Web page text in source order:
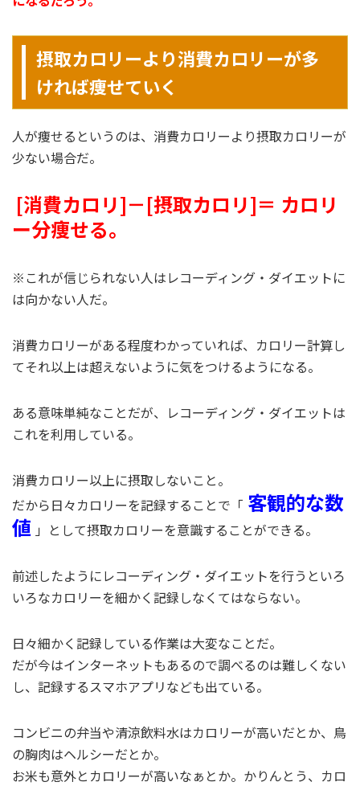
摂取カロリーより消費カロリーが多
ければ痩せていく
人が痩せるというのは、消費カロリーより摂取カロリーが
少ない場合だ。
[消費カロリ]－[摂取カロリ]＝ カロリ
ー分痩せる。
※これが信じられない人はレコーディング・ダイエットに
は向かない人だ。
消費カロリーがある程度わかっていれば、カロリー計算し
てそれ以上は超えないように気をつけるようになる。
ある意味単純なことだが、レコーディング・ダイエットは
これを利用している。
消費カロリー以上に摂取しないこと。
だから日々カロリーを記録することで「 客観的な数
値 」として摂取カロリーを意識することができる。
前述したようにレコーディング・ダイエットを行うといろ
いろなカロリーを細かく記録しなくてはならない。
日々細かく記録している作業は大変なことだ。
だが今はインターネットもあるので調べるのは難しくない
し、記録するスマホアプリなども出ている。
コンビニの弁当や清涼飲料水はカロリーが高いだとか、鳥
の胸肉はヘルシーだとか。
お米も意外とカロリーが高いなぁとか。かりんとう、カロ